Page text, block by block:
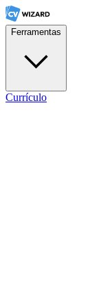
Ferramentas
Currículo